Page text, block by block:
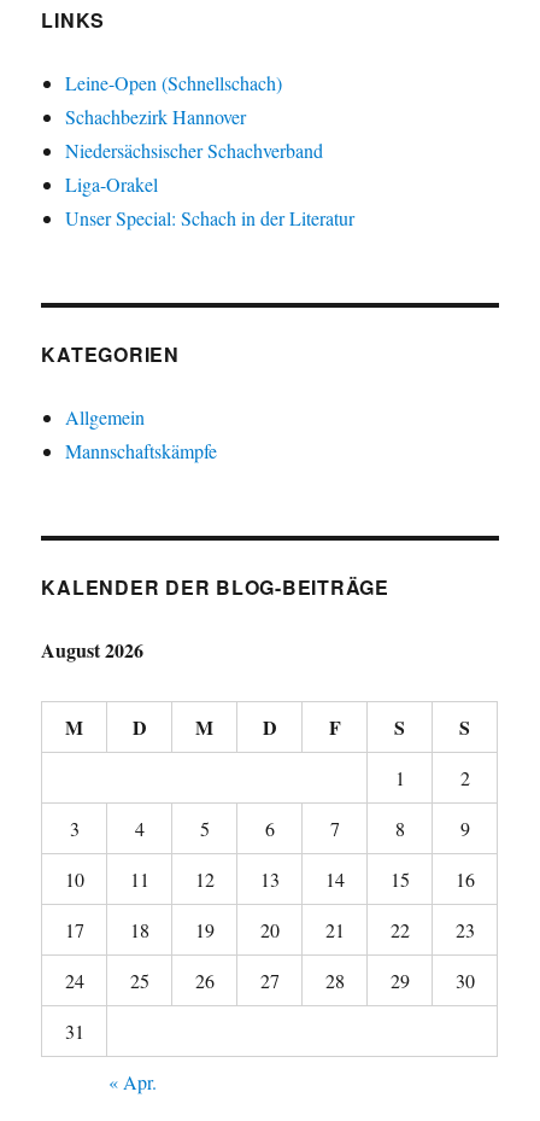
LINKS
Leine-Open (Schnellschach)
Schachbezirk Hannover
Niedersächsischer Schachverband
Liga-Orakel
Unser Special: Schach in der Literatur
KATEGORIEN
Allgemein
Mannschaftskämpfe
KALENDER DER BLOG-BEITRÄGE
August 2026
M D M D F S S
1
2
3
4 5 6 7 8
9
10
11 12 13 14 15
16
17
18 19 20 21 22
23
24
25 26 27 28 29
30
31
« Apr.